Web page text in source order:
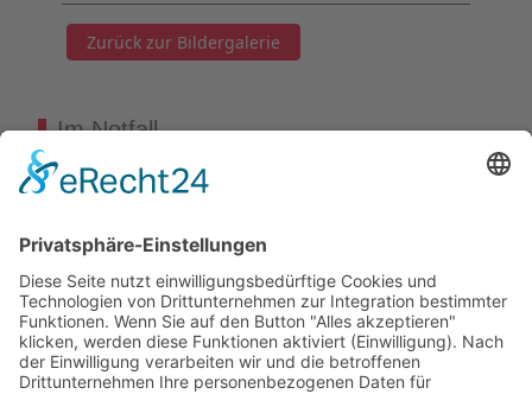
Zurück zur Bildergalerie
Im Notfall
Kontakt
Goldstraße 41
97274 Leinach